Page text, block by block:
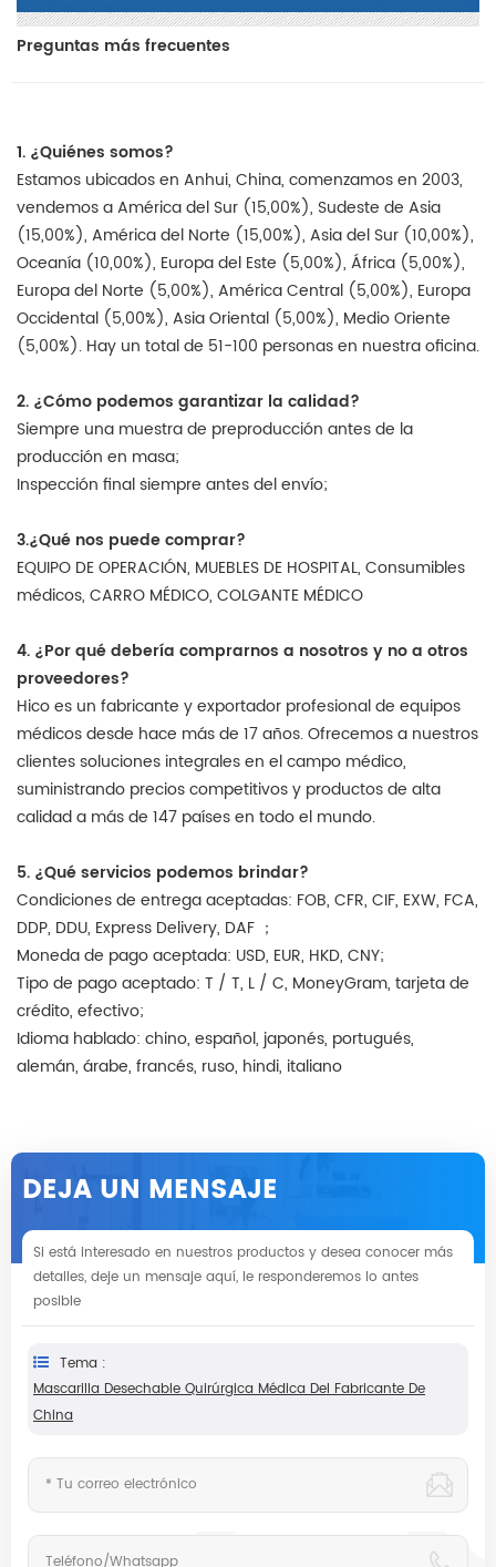
Preguntas más frecuentes
1. ¿Quiénes somos?
Estamos ubicados en Anhui, China, comenzamos en 2003,
vendemos a América del Sur (15,00%), Sudeste de Asia
(15,00%), América del Norte (15,00%), Asia del Sur (10,00%),
Oceanía (10,00%), Europa del Este (5,00%), África (5,00%),
Europa del Norte (5,00%), América Central (5,00%), Europa
Occidental (5,00%), Asia Oriental (5,00%), Medio Oriente
(5,00%). Hay un total de 51-100 personas en nuestra oficina.
2. ¿Cómo podemos garantizar la calidad?
Siempre una muestra de preproducción antes de la
producción en masa;
Inspección final siempre antes del envío;
3.¿Qué nos puede comprar?
EQUIPO DE OPERACIÓN, MUEBLES DE HOSPITAL, Consumibles
médicos, CARRO MÉDICO, COLGANTE MÉDICO
4. ¿Por qué debería comprarnos a nosotros y no a otros
proveedores?
Hico es un fabricante y exportador profesional de equipos
médicos desde hace más de 17 años. Ofrecemos a nuestros
clientes soluciones integrales en el campo médico,
suministrando precios competitivos y productos de alta
calidad a más de 147 países en todo el mundo.
5. ¿Qué servicios podemos brindar?
Condiciones de entrega aceptadas: FOB, CFR, CIF, EXW, FCA,
DDP, DDU, Express Delivery, DAF ；
Moneda de pago aceptada: USD, EUR, HKD, CNY;
Tipo de pago aceptado: T / T, L / C, MoneyGram, tarjeta de
crédito, efectivo;
Idioma hablado: chino, español, japonés, portugués,
alemán, árabe, francés, ruso, hindi, italiano
DEJA UN MENSAJE
Si está interesado en nuestros productos y desea conocer más
detalles, deje un mensaje aquí, le responderemos lo antes
posible
Tema :
Mascarilla Desechable Quirúrgica Médica Del Fabricante De
China